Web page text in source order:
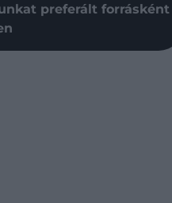
preferált forrásként